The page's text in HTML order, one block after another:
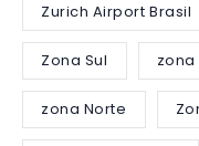
Zurich Airport Brasil
Zona Sul
zona Norte